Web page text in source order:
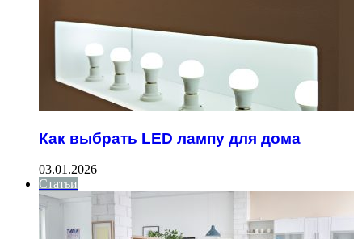
Как выбрать LED лампу для дома
03.01.2026
Статьи